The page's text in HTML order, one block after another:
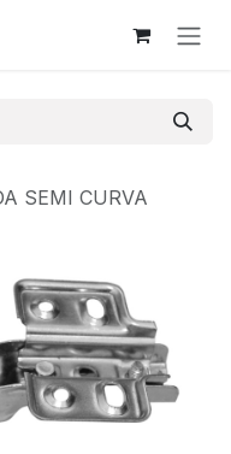
SEMI CURVA